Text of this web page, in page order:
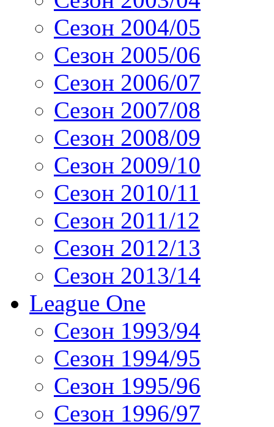
Сезон 2004/05
Сезон 2005/06
Сезон 2006/07
Сезон 2007/08
Сезон 2008/09
Сезон 2009/10
Сезон 2010/11
Сезон 2011/12
Сезон 2012/13
Сезон 2013/14
League One
Сезон 1993/94
Сезон 1994/95
Сезон 1995/96
Сезон 1996/97